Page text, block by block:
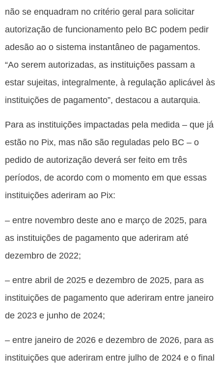
não se enquadram no critério geral para solicitar
autorização de funcionamento pelo BC podem pedir
adesão ao o sistema instantâneo de pagamentos.
“Ao serem autorizadas, as instituições passam a
estar sujeitas, integralmente, à regulação aplicável às
instituições de pagamento”, destacou a autarquia.
Para as instituições impactadas pela medida – que já
estão no Pix, mas não são reguladas pelo BC – o
pedido de autorização deverá ser feito em três
períodos, de acordo com o momento em que essas
instituições aderiram ao Pix:
– entre novembro deste ano e março de 2025, para
as instituições de pagamento que aderiram até
dezembro de 2022;
– entre abril de 2025 e dezembro de 2025, para as
instituições de pagamento que aderiram entre janeiro
de 2023 e junho de 2024;
– entre janeiro de 2026 e dezembro de 2026, para as
instituições que aderiram entre julho de 2024 e o final